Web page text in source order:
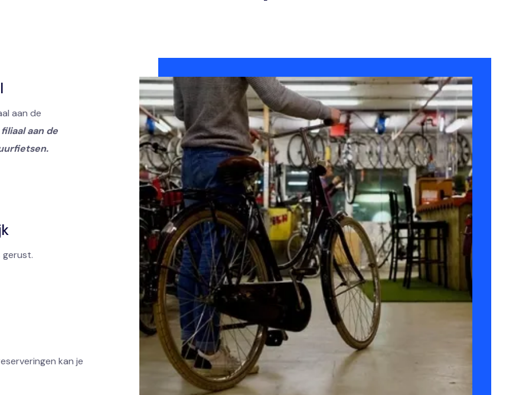
aan de
aan de
kan je